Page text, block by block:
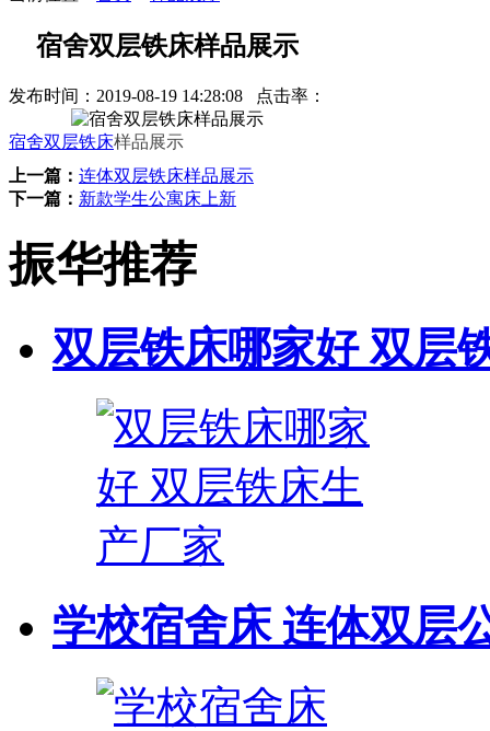
宿舍双层铁床样品展示
发布时间： 2019-08-19 14:28:08 点击率：
宿舍双层铁床样品展示
上一篇： 连体双层铁床样品展示
下一篇： 新款学生公寓床上新
振华推荐
双层铁床哪家好 双层
学校宿舍床 连体双层